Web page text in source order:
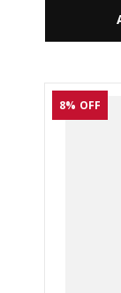
8% OFF